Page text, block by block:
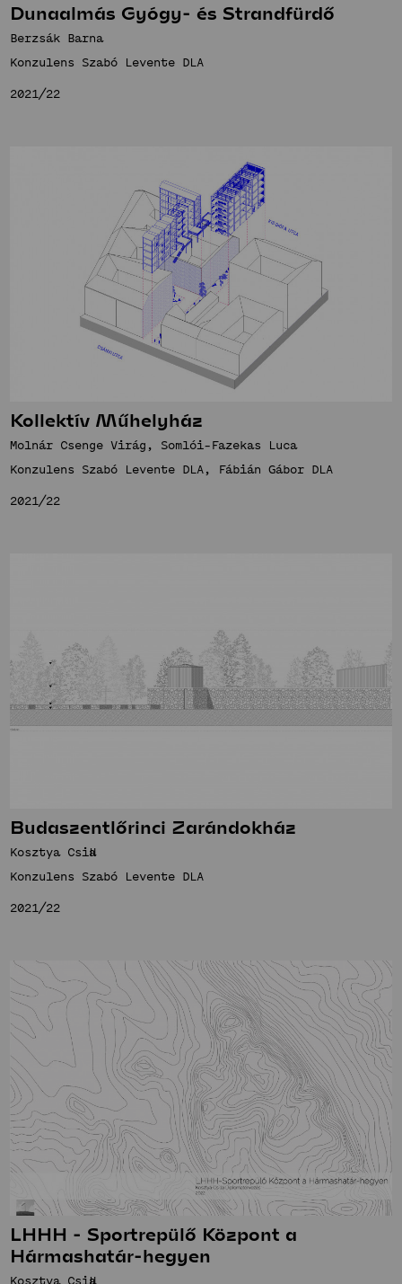
Dunaalmás Gyógy- és Strandfürdő
Berzsák Barna
Konzulens Szabó Levente DLA
2021/22
Kollektív Műhelyház
Molnár Csenge Virág, Somlói-Fazekas Luca
Konzulens Szabó Levente DLA, Fábián Gábor DLA
2021/22
Budaszentlőrinci Zarándokház
Kosztya Csilla
Konzulens Szabó Levente DLA
2021/22
LHHH - Sportrepülő Központ a
Hármashatár-hegyen
Kosztya Csilla